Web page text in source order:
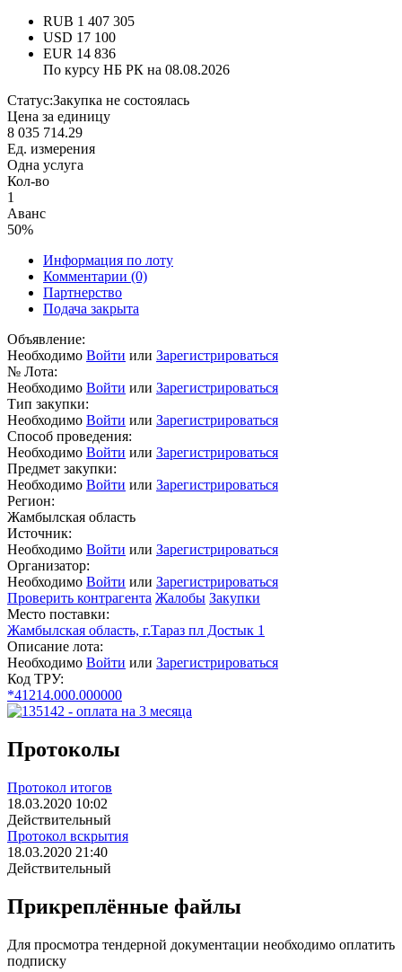
RUB 1 407 305
USD 17 100
EUR 14 836
По курсу НБ РК на 08.08.2026
Статус:Закупка не состоялась
Цена за единицу
8 035 714.29
Ед. измерения
Одна услуга
Кол-во
1
Аванс
50%
Информация по лоту
Комментарии (0)
Партнерство
Подача закрыта
Объявление:
Необходимо Войти или Зарегистрироваться
№ Лота:
Необходимо Войти или Зарегистрироваться
Тип закупки:
Необходимо Войти или Зарегистрироваться
Способ проведения:
Необходимо Войти или Зарегистрироваться
Предмет закупки:
Необходимо Войти или Зарегистрироваться
Регион:
Жамбылская область
Источник:
Необходимо Войти или Зарегистрироваться
Организатор:
Необходимо Войти или Зарегистрироваться
Проверить контрагента Жалобы Закупки
Место поставки:
Жамбылская область, г.Тараз пл Достык 1
Описание лота:
Необходимо Войти или Зарегистрироваться
Код ТРУ:
*41214.000.000000
Протоколы
Протокол итогов
18.03.2020 10:02
Действительный
Протокол вскрытия
18.03.2020 21:40
Действительный
Прикреплённые файлы
Для просмотра тендерной документации необходимо оплатить
подписку